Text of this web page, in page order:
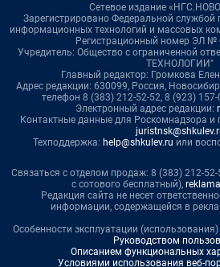
Сетевое издание
Зарегистрировано Федеральной службой
информационных технологий и массовых
Регистрационный номер ЭЛ
Учредитель: Общество с ограниченной
ТЕХНОЛОГИИ"
Главный редактор: Громкова
Адрес редакции: 630099, Россия,
телефон 8 (383) 212-52-52, 8 (923) 157-
Электронный адрес редакции:
Контактные данные для Роскомнадзора и
Техподдержка: help@shkulev.ru или
Связаться с отделом продаж: 8 (383) 212-
с сотового бесплатный),
Редакция сайта не несет
информации, содержащейся в
Особенности эксплуатации
Руководством
Описанием функциональных
Условиями использования веб-